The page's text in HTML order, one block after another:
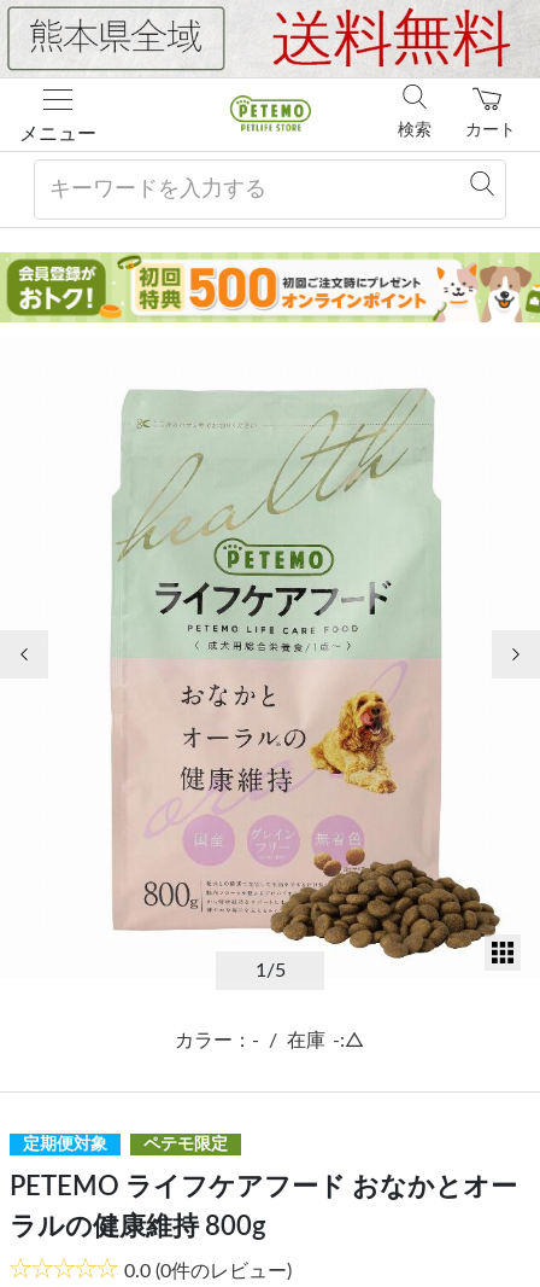
メニュー カート
検索
1/5
カラー：- / 在庫 -:△
定期便対象 ペテモ限定
PETEMO ライフケアフード おなかとオー
ラルの健康維持 800g
0.0 (0件のレビュー)